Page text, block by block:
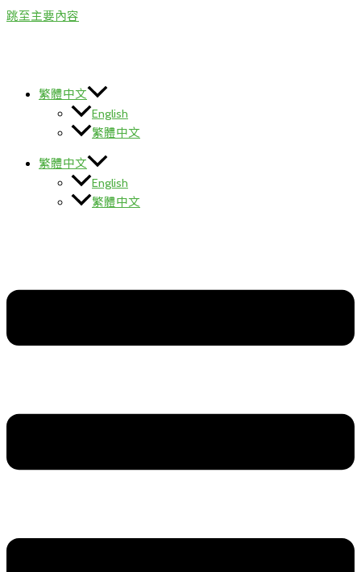
跳至主要內容
繁體中文
English
繁體中文
繁體中文
English
繁體中文